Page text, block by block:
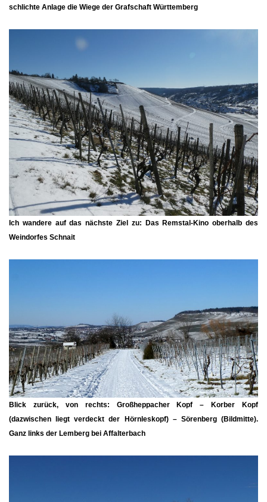
schlichte Anlage die Wiege der Grafschaft Württemberg
Ich wandere auf das nächste Ziel zu: Das Remstal-Kino oberhalb des
Weindorfes Schnait
Blick zurück, von rechts: Großheppacher Kopf –Korber Kopf
(dazwischen liegt verdeckt der Hörnleskopf) – Sörenberg(Bildmitte).
Ganz links der Lemberg bei Affalterbach